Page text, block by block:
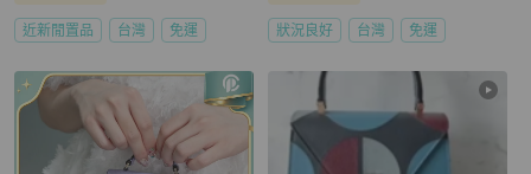
近新閒置品 台灣 免運 狀況良好 台灣 免運